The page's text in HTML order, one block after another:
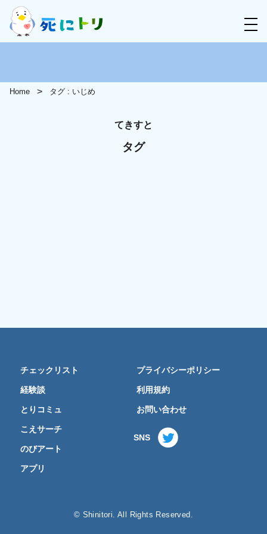
Home タグ : いじめ
てきすと
タグ
チェックリスト
経験談
とりコミュ
こえサーチ
のびアート
アプリ
プライバシーポリシー
利用規約
お問い合わせ
SNS
© Shinitori. All Rights Reserved.